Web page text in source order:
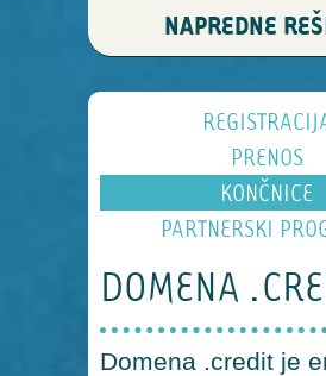
NAPREDNE
PRENOS
KONČNICE
PARTNERSKI
DOMENA
Domena .credit je